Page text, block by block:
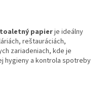
papierje ideálny
reštauráciách,
zariadeniach, kde je
hygieny a kontrola spotreby